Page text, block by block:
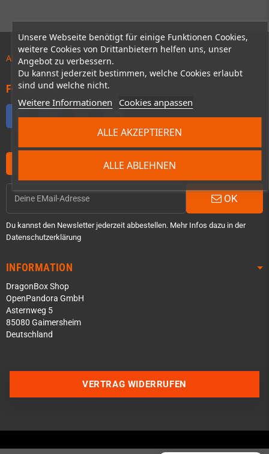
Unsere Webseite benötigt für einige Funktionen Cookies,
weitere Cookies von Drittanbietern helfen uns, unser
Angebot zu verbessern.
Du kannst jederzeit bestimmen, welche Cookies erlaubt
sind und welche nicht.
Weitere Informationen Cookies anpassen
ALLE ABLEHNEN
ALLE AKZEPTIEREN
Aktuelles zu Vorbestellungen!
FOLGE UNS
FacebookTwitter YouTubeDiscord
Subscribe to our Newsletter
OK
Du kannst den Newsletter jederzeit abbestellen. Mehr Infos dazu in der
Datenschutzerklärung
INFORMATION
DragonBox Shop
OpenPandora GmbH
Asternweg 5
85080 Gaimersheim
Deutschland
VERTRAG WIDERRUFEN